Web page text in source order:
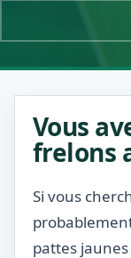
Vous
frelons
Si vous
pattes